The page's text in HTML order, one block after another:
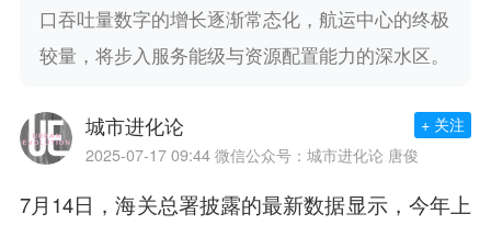
口吞吐量数字的增长逐渐常态化，航运中心的终极
较量，将步入服务能级与资源配置能力的深水区。
城市进化论
2025-07-17 09:44 微信公众号：城市进化论 唐俊
+ 关注
7月14日，海关总署披露的最新数据显示，今年上